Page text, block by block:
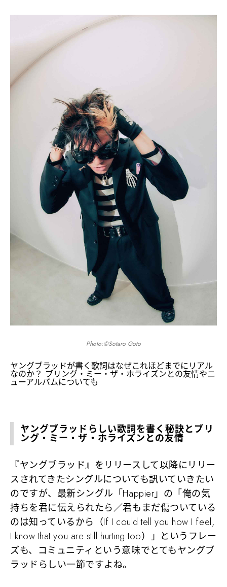
Photo:©Sotaro Goto
ヤングブラッドが書く歌詞はなぜこれほどまでにリアル
なのか？ ブリング・ミー・ザ・ホライズンとの友情やニ
ューアルバムについても
ヤングブラッドらしい歌詞を書く秘訣とブリ
ング・ミー・ザ・ホライズンとの友情
『ヤングブラッド』をリリースして以降にリリー
スされてきたシングルについても訊いていきたい
のですが、最新シングル「Happier」の「俺の気
持ちを君に伝えられたら／君もまだ傷ついている
のは知っているから（If I could tell you how I feel,
I know that you are still hurting too）」というフレー
ズも、コミュニティという意味でとてもヤングブ
ラッドらしい一節ですよね。